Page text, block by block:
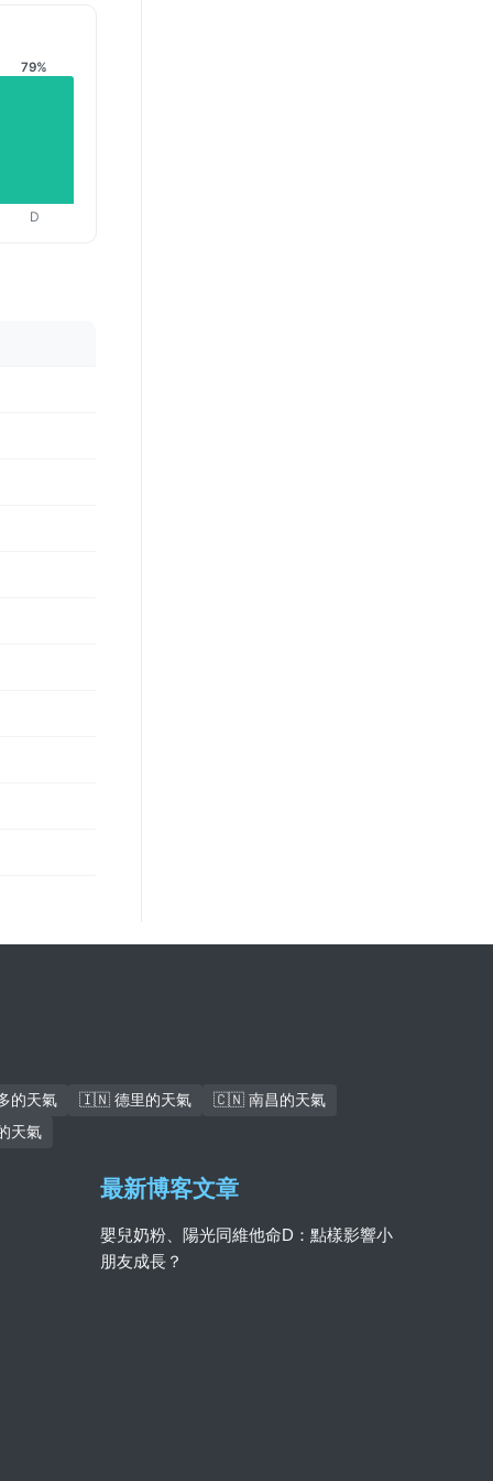
79%
D
的天氣 🇮🇳 德里的天氣
🇨🇳 南昌的天氣
天氣
最新博客文章
嬰兒奶粉、陽光同維他命D：點樣影響小
朋友成長？